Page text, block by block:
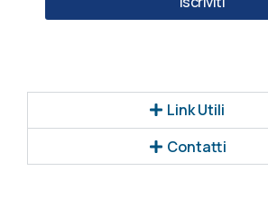
Link Utili
Contatti